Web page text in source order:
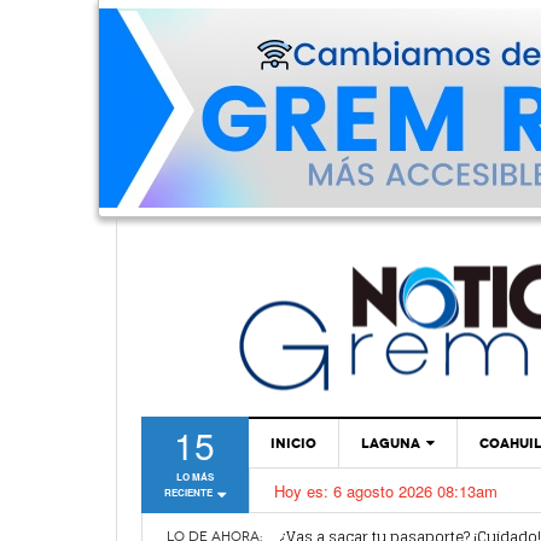
15
LO MÁS
RECIENTE
INICIO LAGUNA
TORREÓN
GÓMEZ PALACIO
Hoy es: 6 agosto 2026 08:13am
LO DE AHORA:
Van por mejoras al sistema de